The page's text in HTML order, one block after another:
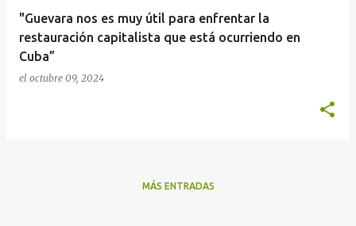
"Guevara nos es muy útil para enfrentar la
restauración capitalista que está ocurriendo en
Cuba”
el octubre 09, 2024
MÁS ENTRADAS